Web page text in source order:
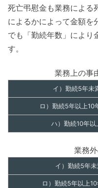
死亡弔慰金も業務による
によるかによって金額を
でも「勤続年数」により
す。
業務上の事
イ）勤続5年未
ロ）勤続5年以上10
ハ）勤続10年以
業務
イ）勤続5年未
ロ）勤続5年以上